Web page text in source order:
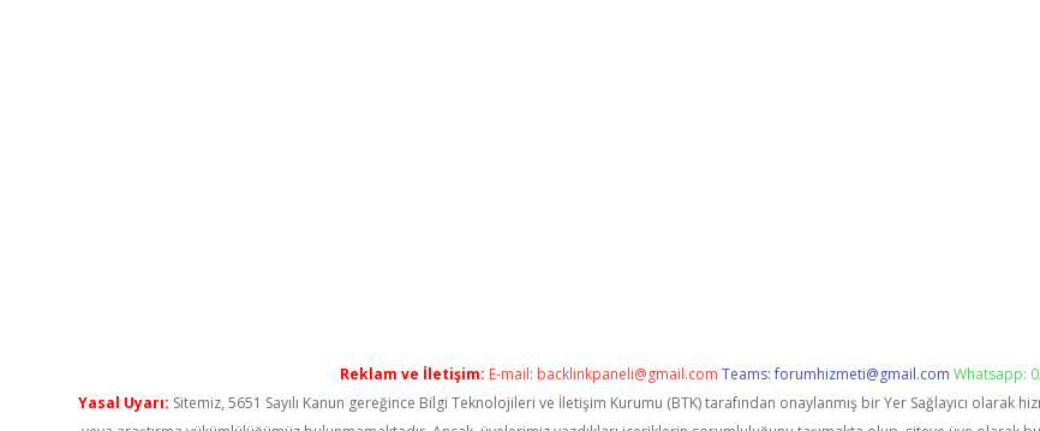
Reklam ve İletişim: E-mail: backlinkpaneli@gmail.com Teams:forumhizmeti@gmail.com Whatsapp:
Yasal Uyarı: Sitemiz, 5651 Sayılı Kanun gereğince Bilgi Teknolojileri ve İletişim Kurumu (BTK) tarafından onaylanmış bir Yer Sağlayıcı